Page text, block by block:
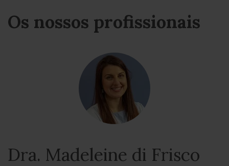
Os nossos profissionais
Dra. Madeleine di Frisco